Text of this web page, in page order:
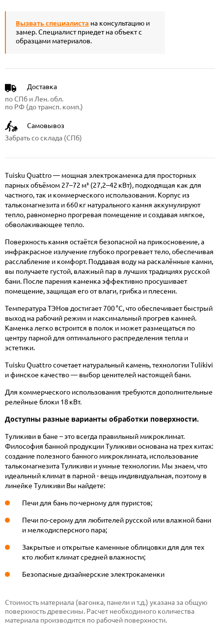
Вызвать специалиста на консультацию и
замер. Специалист приедет на объект с
образцами материалов.
Доставка
по СПб и Лен. обл.
по РФ (до трансп. комп.)
Самовывоз
Забрать со склада (СПб)
Tuisku Quattro — мощная электрокаменка для просторных
парных объёмом 27–72 м³ (27,2–42 кВт), подходящая как для
частного, так и коммерческого использования. Корпус из
талькомагнезита и 660 кг натурального камня аккумулируют
тепло, равномерно прогревая помещение и создавая мягкое,
обволакивающее тепло.
Поверхность камня остаётся безопасной на прикосновение, а
инфракрасное излучение глубоко прогревает тело, обеспечивая
расслабление и комфорт. Поддавая воду на раскалённые камни,
вы получаете густой, влажный пар в лучших традициях русской
бани. После парения каменка эффективно просушивает
помещение, защищая его от влаги, грибка и плесени.
Температура ТЭНов достигает 700 °C, что обеспечивает быстрый
выход на рабочий режим и максимальный прогрев камней.
Каменка легко встроится в полок и может размещаться по
центру парной для оптимального распределения тепла и
эстетики.
Tuisku Quattro сочетает натуральный камень, технологии Tulikivi
и финское качество — выбор ценителей настоящей бани.
Для коммерческого использования требуются дополнительные
релейные блоки 18 кВт.
Доступны разные варианты обработки поверхности.
Туликиви в бане – это всегда правильный микроклимат.
Философия банной продукции Туликиви основана на трех китах:
создание полезного банного микроклимата, использование
талькомагнезита Туликиви и умные технологии. Мы знаем, что
идеальный климат в парной - вещь индивидуальная, поэтому в
линейке Туликиви Вы найдете:
Печи для бань по-черному для пуристов;
Печи по-серому для любителей русской или влажной бани
и мелкодисперсного пара;
Закрытые и открытые каменные облицовки для для тех
кто любит климат средней влажности;
Безопасные дизайнерские электрокаменки
Стоимость материала (вагонка, панели и т.д.) указана за общую
поверхность древесины. Расчет необходимого количества
материала производится по рабочей поверхности.